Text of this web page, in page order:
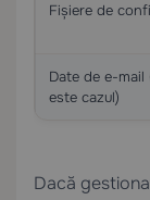
Fișiere de
Date de e-mail
este cazul)
Dacă